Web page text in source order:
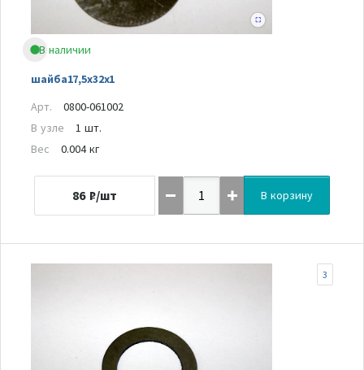
В наличии
шайба17,5х32х1
Арт.
0800-061002
В узле
1 шт.
Вес
0.004 кг
86 ₽/шт В корзину
3